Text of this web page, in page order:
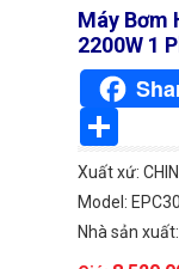
Máy Bơm
2200W 1
Xuất xứ:
Model:
Nhà sản xuất: